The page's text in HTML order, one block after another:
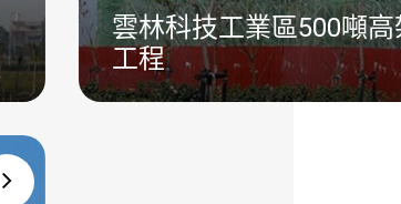
雲林科技工業區500噸
工程